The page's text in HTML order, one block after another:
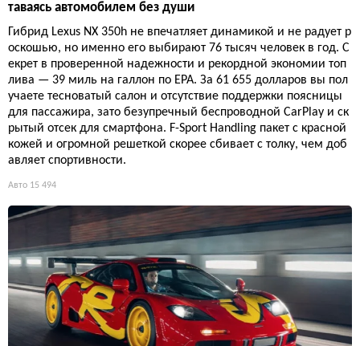
таваясь автомобилем без души
Гибрид Lexus NX 350h не впечатляет динамикой и не радует р
оскошью, но именно его выбирают 76 тысяч человек в год. С
екрет в проверенной надежности и рекордной экономии топ
лива — 39 миль на галлон по EPA. За 61 655 долларов вы пол
учаете тесноватый салон и отсутствие поддержки поясницы
для пассажира, зато безупречный беспроводной CarPlay и ск
рытый отсек для смартфона. F-Sport Handling пакет с красной
кожей и огромной решеткой скорее сбивает с толку, чем доб
авляет спортивности.
Авто 15 494